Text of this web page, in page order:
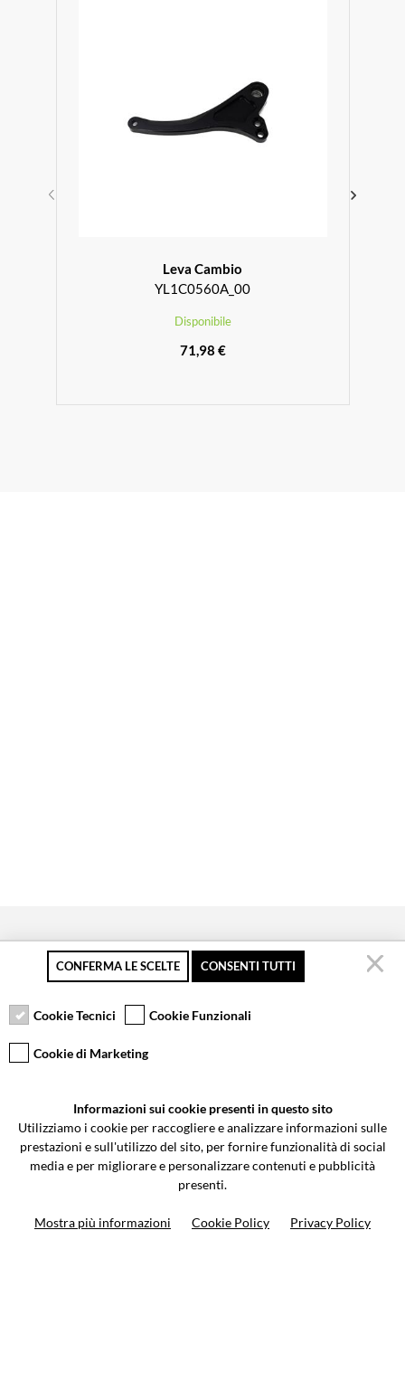
Leva Cambio
YL1C0560A_00
Disponibile
71,98 €
Pagamento sicuro
Resi gratuiti fino a 30
Servizio clienti
Via Galileo Galilei 5 | Verano Brianza (MB) 20843 | ITALY
0362-805407-info@valtermoto.com
CONFERMA LE SCELTE CONSENTI TUTTI
Cookie Tecnici Cookie Funzionali
Cookie di Marketing
Informazioni sui cookie presenti in questo sito
Utilizziamo i cookie per raccogliere e analizzare informazioni sulle
prestazioni e sull'utilizzo del sito, per fornire funzionalità di social
media e per migliorare e personalizzare contenuti e pubblicità
presenti.
Mostra più informazioni Cookie Policy Privacy Policy